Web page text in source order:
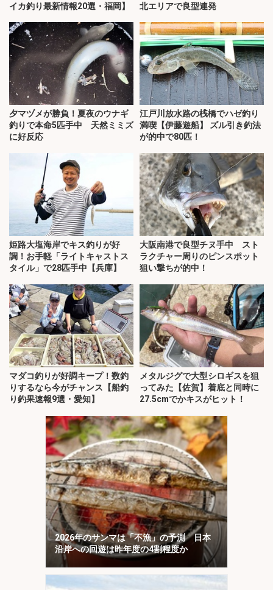
イカ釣り最新情報20選・福岡】
北エリアで良型連発
夕マヅメが勝負！夏夜のウナギ
釣りで本命5匹手中 天然ミミズ
に好反応
江戸川放水路の桟橋でハゼ釣り
満喫【伊藤遊船】 ズル引き釣法
が的中で80匹！
姫路大塩海岸でキス釣りが好
調！お手軽「ライトキャストス
タイル」で28匹手中【兵庫】
大阪南港で良型チヌ手中 スト
ラクチャー周りのピンスポット
狙い撃ちが的中！
マダコ釣りが好調キープ！数釣
りするなら今がチャンス【船釣
り釣果速報9選・愛知】
メタルジグで大型シロギスを狙
ってみた【佐賀】着底と同時に
27.5cmでかキスがヒット！
2026年のサンマは「不漁」の予測 日本
沿岸への回遊は昨年度の4割程度か